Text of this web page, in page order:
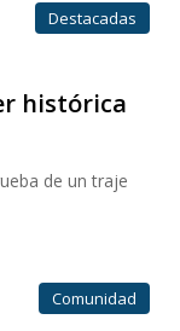
Destacadas
histórica
de un traje
Comunidad